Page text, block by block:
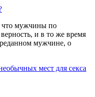
мужчины по
и в то же время
мужчине, о
мест для секса